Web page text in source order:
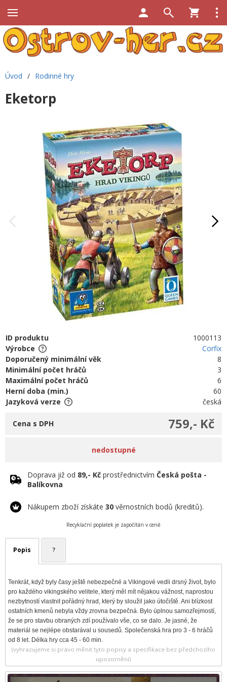
Úvod / Rodinné hry
Eketorp
ID produktu
1000113
Výrobce
Corfix
Doporučený minimální věk
8
Minimální počet hráčů
3
Maximální počet hráčů
6
Herní doba (min.)
60
Jazyková verze
česká
759,- Kč
Cena s DPH
nedostupné
Doprava již od 89,- Kč prostřednictvím Česká pošta -
Balíkovna
Nákupem zboží získáte 30 věrnostních bodů (kreditů).
Recyklační poplatek je započítán v ceně
Popis ?
Tenkrát, když byly časy ještě nebezpečné a Vikingové vedli drsný život, bylo
pro každého vikingského velitele, který měl mít nějakou vážnost, naprostou
nezbytností vlastnit pořádný hrad, který by sloužil jako útočiště. Ani blízkost
ostatních kmenů nebyla vždy zrovna bezpečná. Bylo úplnou samozřejmostí,
že se pro stavbu obraných zdí používalo vše, co se dalo. Je jasné, že
materiál se nejlépe obstarával u sousedů. Společenská hra pro 3 - 6 hráčů
od 8 let. Délka hry cca 45 - 60 min.
(vyhrazujeme si právo měnit tyto popisy a specifikace bez předchozího
upozornění)